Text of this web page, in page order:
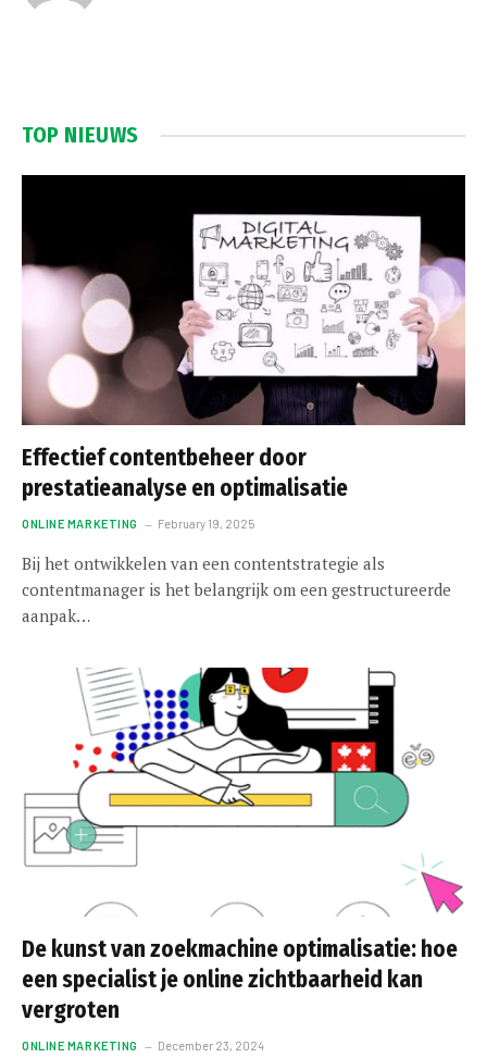
TOP NIEUWS
Effectief contentbeheer door
prestatieanalyse en optimalisatie
ONLINE MARKETING February 19, 2025
Bij het ontwikkelen van een contentstrategie als
contentmanager is het belangrijk om een gestructureerde
aanpak…
De kunst van zoekmachine optimalisatie: hoe
een specialist je online zichtbaarheid kan
vergroten
ONLINE MARKETING December 23, 2024